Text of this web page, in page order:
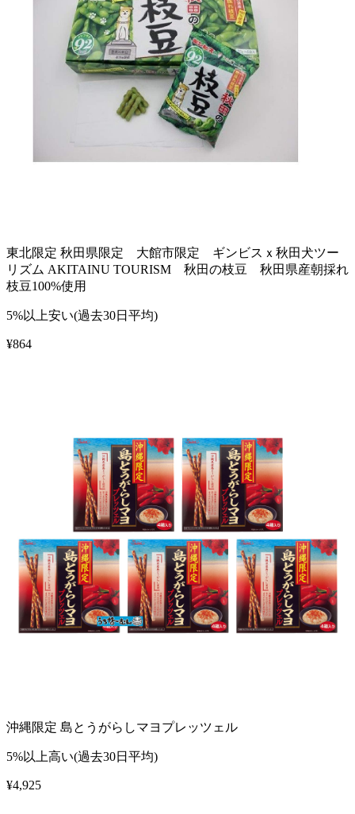
東北限定 秋田県限定 大館市限定 ギンビスｘ秋田犬ツー
リズム AKITAINU TOURISM 秋田の枝豆 秋田県産朝採れ
枝豆100%使用
5%以上安い(過去30日平均)
¥864
沖縄限定 島とうがらしマヨプレッツェル
5%以上高い(過去30日平均)
¥4,925